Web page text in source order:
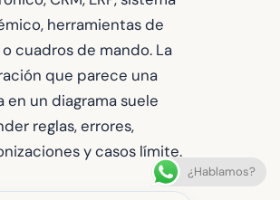
herramientas de
cuadros de mando. La
que parece una
en un diagrama suele
reglas, errores,
y casos límite.
¿Hablamos?